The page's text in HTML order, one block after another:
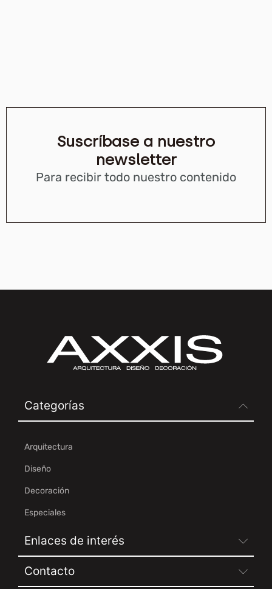
Suscríbase a nuestro
newsletter
Para recibir todo nuestro contenido
Categorías
Arquitectura
Diseño
Decoración
Especiales
Enlaces de interés
Contacto